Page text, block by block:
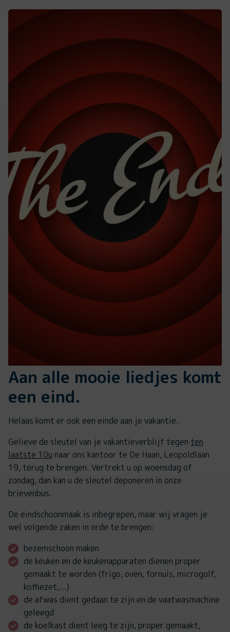
Aan alle mooie liedjes komt
een eind.
Helaas komt er ook een einde aan je vakantie.
Gelieve de sleutel van je vakantieverblijf tegen ten
laatste 10u naar ons kantoor te De Haan, Leopoldlaan
19, terug te brengen. Vertrekt u op woensdag of
zondag, dan kan u de sleutel deponeren in onze
brievenbus.
De eindschoonmaak is inbegrepen, maar wij vragen je
wel volgende zaken in orde te brengen:
bezemschoon maken
de keuken en de keukenapparaten dienen proper
gemaakt te worden (frigo, oven, fornuis, microgolf,
koffiezet,...)
de afwas dient gedaan te zijn en de vaatwasmachine
geleegd
de koelkast dient leeg te zijn, proper gemaakt,